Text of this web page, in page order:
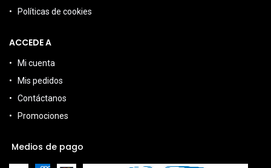
Políticas de cookies
ACCEDE A
Mi cuenta
Mis pedidos
Contáctanos
Promociones
Medios de pago